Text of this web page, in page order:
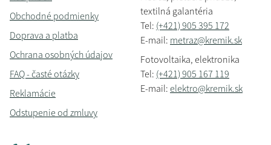
Obchodné podmienky
Doprava a platba
Ochrana osobných údajov
FAQ - časté otázky
Reklamácie
Odstupenie od zmluvy
textilná galantéria
Tel: (+421) 905 395 172
E-mail: metraz@kremik.sk
Fotovoltaika, elektronika
Tel: (+421) 905 167 119
E-mail: elektro@kremik.sk